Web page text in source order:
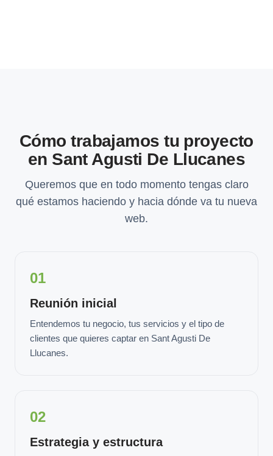
Cómo trabajamos tu proyecto
en Sant Agusti De Llucanes
Queremos que en todo momento tengas claro
qué estamos haciendo y hacia dónde va tu nueva
web.
01
Reunión inicial
Entendemos tu negocio, tus servicios y el tipo de
clientes que quieres captar en Sant Agusti De
Llucanes.
02
Estrategia y estructura